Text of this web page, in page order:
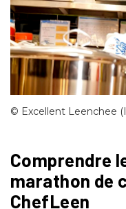
© Excellent Leenchee
Comprendre
marathon de
ChefLeen